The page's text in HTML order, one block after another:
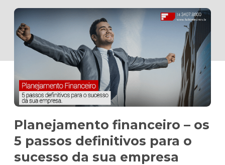
Planejamento financeiro – os
5 passos definitivos para o
sucesso da sua empresa